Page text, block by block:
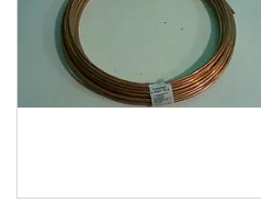
Запчастини для
мікроавтобусів
Запчастини для автомобілів
Daewoo,Chevrolet